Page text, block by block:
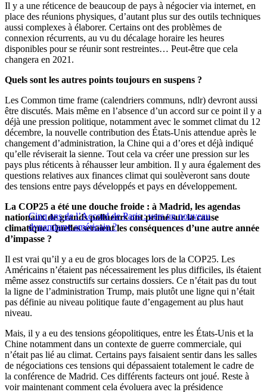
Il y a une réticence de beaucoup de pays à négocier via internet, en
place des réunions physiques, d’autant plus sur des outils techniques
aussi complexes à élaborer. Certains ont des problèmes de
connexion récurrents, au vu du décalage horaire les heures
disponibles pour se réunir sont restreintes… Peut-être que cela
changera en 2021.
Quels sont les autres points toujours en suspens ?
Les Common time frame (calendriers communs, ndlr) devront aussi
être discutés. Mais même en l’absence d’un accord sur ce point il y a
déjà une pression politique, notamment avec le sommet climat du 12
décembre, la nouvelle contribution des États-Unis attendue après le
changement d’administration, la Chine qui a d’ores et déjà indiqué
qu’elle réviserait la sienne. Tout cela va créer une pression sur les
pays plus réticents à réhausser leur ambition. Il y aura également des
questions relatives aux finances climat qui soulèveront sans doute
des tensions entre pays développés et pays en développement.
Cinq ans de l’Accord de Paris : vers un nouveau
dynamisme américain ?
La COP25 a été une douche froide : à Madrid, les agendas
nationaux de grands pollueurs ont primé sur la cause
climatique. Quelles seraient les conséquences d’une autre année
d’impasse ?
Il est vrai qu’il y a eu de gros blocages lors de la COP25. Les
Américains n’étaient pas nécessairement les plus difficiles, ils étaient
même assez constructifs sur certains dossiers. Ce n’était pas du tout
la ligne de l’administration Trump, mais plutôt une ligne qui n’était
pas définie au niveau politique faute d’engagement au plus haut
niveau.
Mais, il y a eu des tensions géopolitiques, entre les États-Unis et la
Chine notamment dans un contexte de guerre commerciale, qui
n’était pas lié au climat. Certains pays faisaient sentir dans les salles
de négociations ces tensions qui dépassaient totalement le cadre de
la conférence de Madrid. Ces différents facteurs ont joué. Reste à
voir maintenant comment cela évoluera avec la présidence